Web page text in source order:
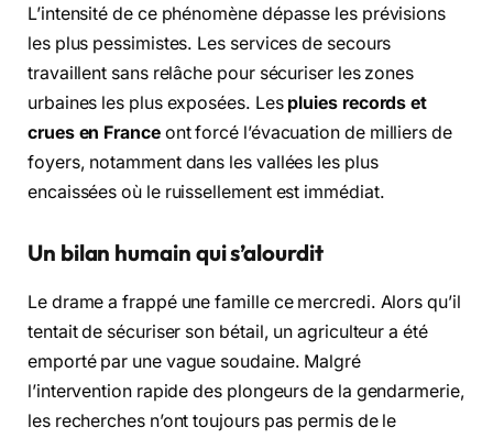
L’intensité de ce phénomène dépasse les prévisions
les plus pessimistes. Les services de secours
travaillent sans relâche pour sécuriser les zones
urbaines les plus exposées. Les pluies records et
crues en Franceont forcé l’évacuation de milliers de
foyers, notamment dans les vallées les plus
encaissées où le ruissellement est immédiat.
Un bilan humain qui s’alourdit
Le drame a frappé une famille ce mercredi. Alors qu’il
tentait de sécuriser son bétail, un agriculteur a été
emporté par une vague soudaine. Malgré
l’intervention rapide des plongeurs de la gendarmerie,
les recherches n’ont toujours pas permis de le